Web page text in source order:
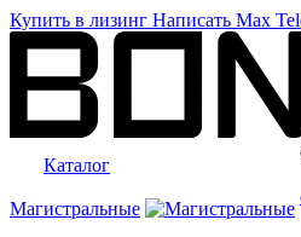
Купить в лизинг Написать Max
Каталог
Магистральные